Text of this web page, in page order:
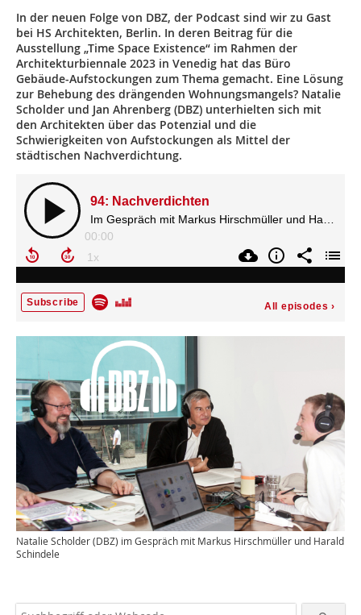
In der neuen Folge von DBZ, der Podcast sind wir zu Gast
bei HS Architekten, Berlin. In deren Beitrag für die
Ausstellung „Time Space Existence“ im Rahmen der
Architekturbiennale 2023 in Venedig hat das Büro
Gebäude-Aufstockungen zum Thema gemacht. Eine Lösung
zur Behebung des drängenden Wohnungsmangels? Natalie
Scholder und Jan Ahrenberg (DBZ) unterhielten sich mit
den Architekten über das Potenzial und die
Schwierigkeiten von Aufstockungen als Mittel der
städtischen Nachverdichtung.
Natalie Scholder (DBZ) im Gespräch mit Markus Hirschmüller und Harald
Schindele